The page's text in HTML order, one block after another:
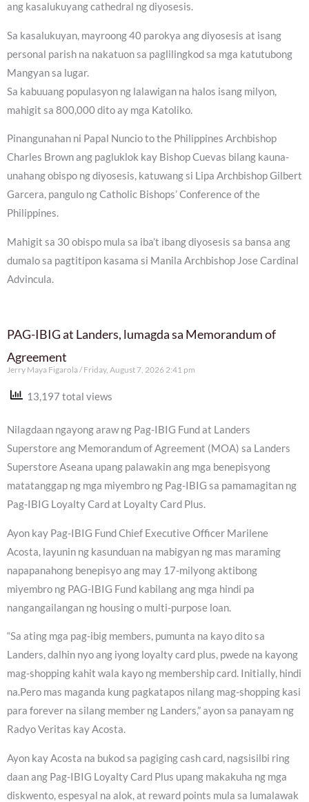
ang kasalukuyang cathedral ng diyosesis.
Sa kasalukuyan, mayroong 40 parokya ang diyosesis at isang
personal parish na nakatuon sa paglilingkod sa mga katutubong
Mangyan sa lugar.
Sa kabuuang populasyon ng lalawigan na halos isang milyon,
mahigit sa 800,000 dito ay mga Katoliko.
Pinangunahan ni Papal Nuncio to the Philippines Archbishop
Charles Brown ang pagluklok kay Bishop Cuevas bilang kauna-
unahang obispo ng diyosesis, katuwang si Lipa Archbishop Gilbert
Garcera, pangulo ng Catholic Bishops’ Conference of the
Philippines.
Mahigit sa 30 obispo mula sa iba’t ibang diyosesis sa bansa ang
dumalo sa pagtitipon kasama si Manila Archbishop Jose Cardinal
Advincula.
PAG-IBIG at Landers, lumagda sa Memorandum of
Agreement
Jerry Maya Figarola Friday, August 7, 2026 2:41 pm
13,197 total views
Nilagdaan ngayong araw ng Pag-IBIG Fund at Landers
Superstore ang Memorandum of Agreement (MOA) sa Landers
Superstore Aseana upang palawakin ang mga benepisyong
matatanggap ng mga miyembro ng Pag-IBIG sa pamamagitan ng
Pag-IBIG Loyalty Card at Loyalty Card Plus.
Ayon kay Pag-IBIG Fund Chief Executive Officer Marilene
Acosta, layunin ng kasunduan na mabigyan ng mas maraming
napapanahong benepisyo ang may 17-milyong aktibong
miyembro ng PAG-IBIG Fund kabilang ang mga hindi pa
nangangailangan ng housing o multi-purpose loan.
“Sa ating mga pag-ibig members, pumunta na kayo dito sa
Landers, dalhin nyo ang iyong loyalty card plus, pwede na kayong
mag-shopping kahit wala kayo ng membership card. Initially, hindi
na.Pero mas maganda kung pagkatapos nilang mag-shopping kasi
para forever na silang member ng Landers,” ayon sa panayam ng
Radyo Veritas kay Acosta.
Ayon kay Acosta na bukod sa pagiging cash card, nagsisilbi ring
daan ang Pag-IBIG Loyalty Card Plus upang makakuha ng mga
diskwento, espesyal na alok, at reward points mula sa lumalawak